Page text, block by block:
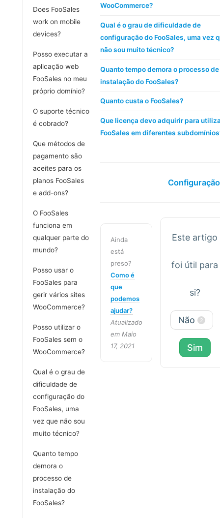
Does FooSales
work on mobile
devices?
Posso executar a
aplicação web
FooSales no meu
próprio domínio?
O suporte técnico
é cobrado?
Que métodos de
pagamento são
aceites para os
planos FooSales
e add-ons?
O FooSales
funciona em
qualquer parte do
mundo?
Posso usar o
FooSales para
gerir vários sites
WooCommerce?
Posso utilizar o
FooSales sem o
WooCommerce?
Qual é o grau de
dificuldade de
configuração do
FooSales, uma
vez que não sou
muito técnico?
Quanto tempo
demora o
processo de
instalação do
FooSales?
WooCommerce?
Qual é o grau de dificuldade de
configuração do FooSales, uma vez
não sou muito técnico?
Quanto tempo demora o processo de
instalação do FooSales?
Quanto custa o FooSales?
Que licença devo adquirir para
FooSales em diferentes
Ainda
está
preso?
Como é
que
podemos
ajudar?
Atualizado
em Maio
17, 2021
Este artigo
foi útil para
si?
Não 2
Sim